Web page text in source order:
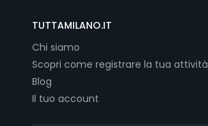
TUTTAMILANO.IT
Chi siamo
Scopri come registrare la tua attività
Blog
Il tuo account